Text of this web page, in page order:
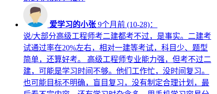
爱学习的小张 9个月前 (10-28)：
说/大部分高级工程师考二建都考不过，是事实。二建考
试通过率在20%左右，相对一建等考试，科目少、题型
简单，还算好考。 高级工程师专业能力强，但考不过二
建，可能是学习时间不够。他们工作忙，没时间复习。
也可能目标不明确，盲目复习，没有制定合理计划，最